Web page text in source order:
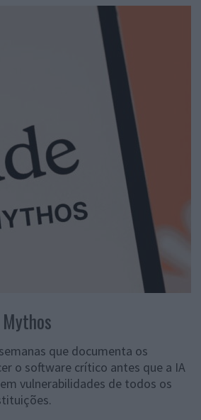
que documenta os
o software crítico antes que a IA
vulnerabilidades de todos os